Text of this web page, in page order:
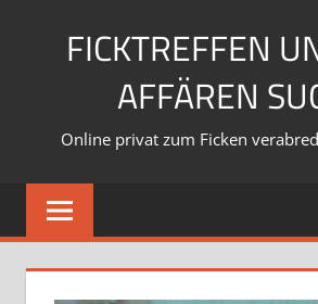
FICKTREFFEN
AFFÄREN
Online privat zum Ficken